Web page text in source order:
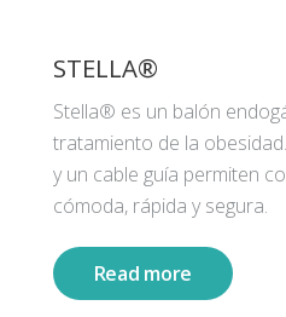
STELLA®
Stella® es un balón
tratamiento de la
y un cable guía permiten
cómoda, rápida y segura.
Read more